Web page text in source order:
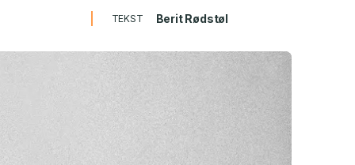
TEKST Berit Rødstøl